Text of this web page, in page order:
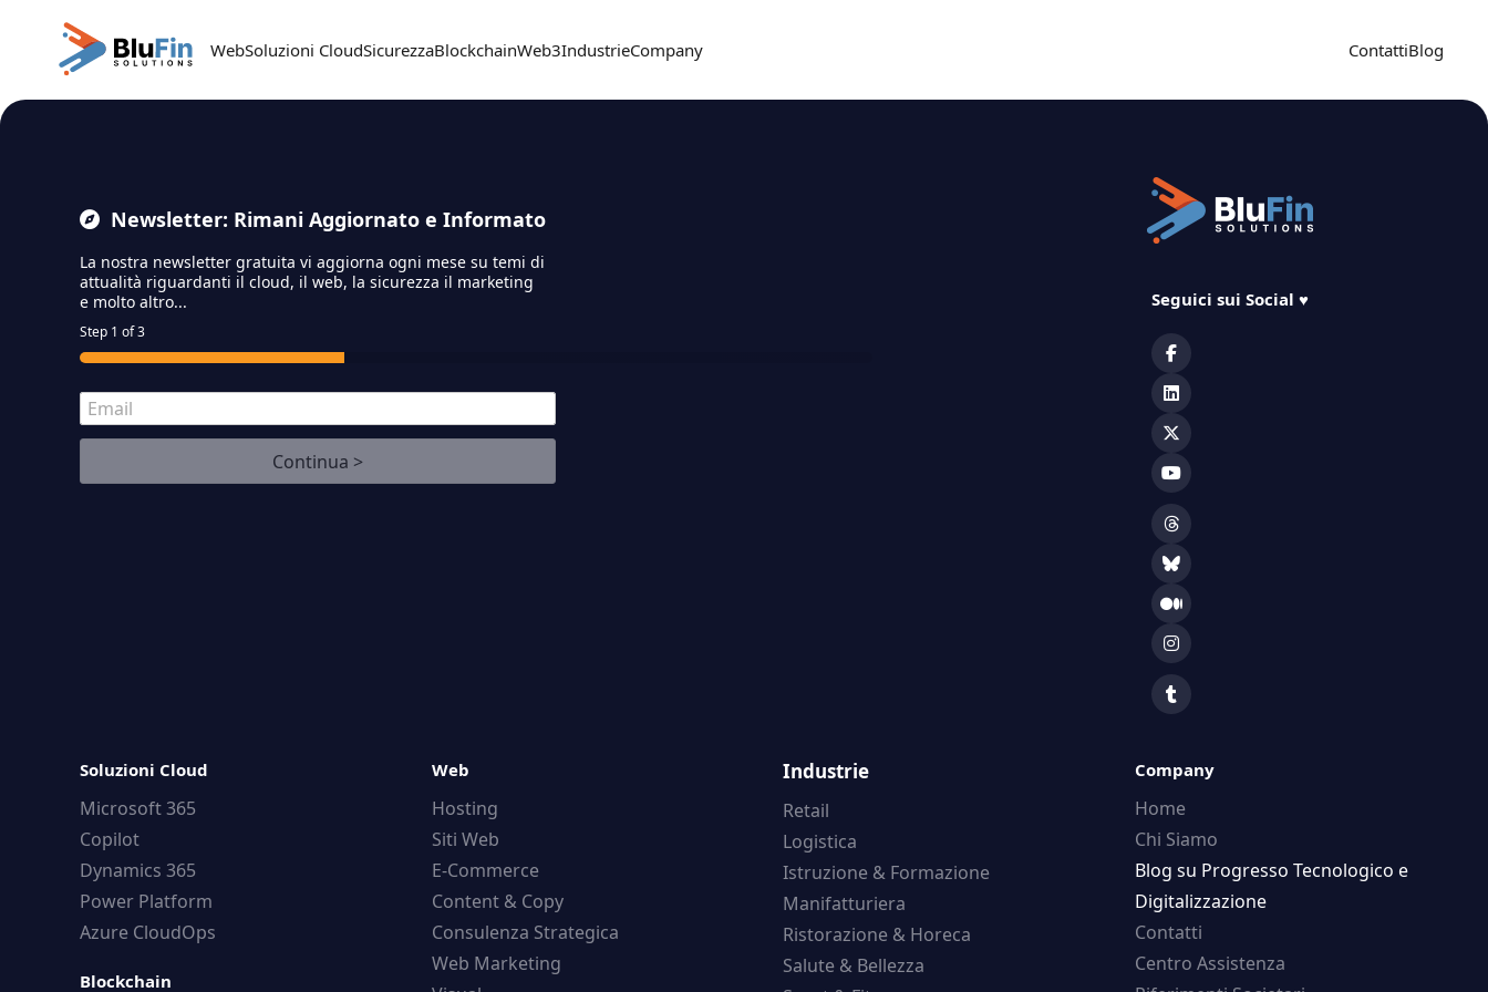
Passa al contenuto principale
WebSoluzioni CloudSicurezzaBlockchainWeb3IndustrieCompany ContattiBlog
Newsletter: Rimani Aggiornato e Informato
La nostra newsletter gratuita vi aggiorna ogni mese su temi di
attualità riguardanti il cloud, il web, la sicurezza il marketing
e molto altro...
Step 1 of 3
E
m
a
l
Continua >
Seguici sui Social ♥️
Soluzioni Cloud
Microsoft 365
Copilot
Dynamics 365
Power Platform
Azure CloudOps
Blockchain
Web
Hosting
Siti Web
E-Commerce
Content & Copy
Consulenza Strategica
Web Marketing
Industrie
Retail
Logistica
Istruzione & Formazione
Manifatturiera
Ristorazione & Horeca
Salute & Bellezza
Company
Home
Chi Siamo
Blog su Progresso Tecnologico e
Digitalizzazione
Contatti
Centro Assistenza